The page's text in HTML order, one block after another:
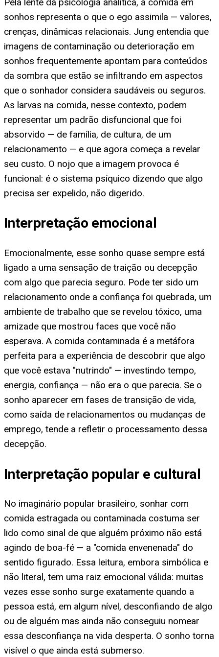
sonhos representa o que o ego assimila — valores,
crenças, dinâmicas relacionais. Jung entendia que
imagens de contaminação ou deterioração em
sonhos frequentemente apontam para conteúdos
da sombra que estão se infiltrando em aspectos
que o sonhador considera saudáveis ou seguros.
As larvas na comida, nesse contexto, podem
representar um padrão disfuncional que foi
absorvido — de família, de cultura, de um
relacionamento — e que agora começa a revelar
seu custo. O nojo que a imagem provoca é
funcional: é o sistema psíquico dizendo que algo
precisa ser expelido, não digerido.
Interpretação emocional
Emocionalmente, esse sonho quase sempre está
ligado a uma sensação de traição ou decepção
com algo que parecia seguro. Pode ter sido um
relacionamento onde a confiança foi quebrada, um
ambiente de trabalho que se revelou tóxico, uma
amizade que mostrou faces que você não
esperava. A comida contaminada é a metáfora
perfeita para a experiência de descobrir que algo
que você estava "nutrindo" — investindo tempo,
energia, confiança — não era o que parecia. Se o
sonho aparecer em fases de transição de vida,
como saída de relacionamentos ou mudanças de
emprego, tende a refletir o processamento dessa
decepção.
Interpretação popular e cultural
No imaginário popular brasileiro, sonhar com
comida estragada ou contaminada costuma ser
lido como sinal de que alguém próximo não está
agindo de boa-fé — a "comida envenenada" do
sentido figurado. Essa leitura, embora simbólica e
não literal, tem uma raiz emocional válida: muitas
vezes esse sonho surge exatamente quando a
pessoa está, em algum nível, desconfiando de algo
ou de alguém mas ainda não conseguiu nomear
essa desconfiança na vida desperta. O sonho torna
visível o que ainda está submerso.